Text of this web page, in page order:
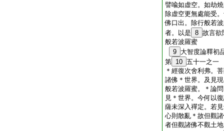
譬喩如虚空。如劫
除虚空更無處能受
佛口出。除行般若
者。以是 8 故言欲
般若波羅蜜
9 大智度論釋初
第 10 五十一之一
＊ 經復次舍利弗。
諸佛＊世界。及見
般若波羅蜜。＊ 論
見＊世界。今何以
薩未深入禪定。若
心則散亂＊故但觀
者但觀諸佛不觀土